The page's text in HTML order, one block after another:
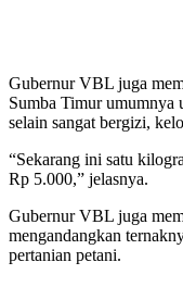
Gubernur VBL juga
Sumba Timur umumnya
selain sangat bergizi,
“Sekarang ini satu
Rp 5.000,” jelasnya.
Gubernur VBL juga
mengandangkan
pertanian petani.